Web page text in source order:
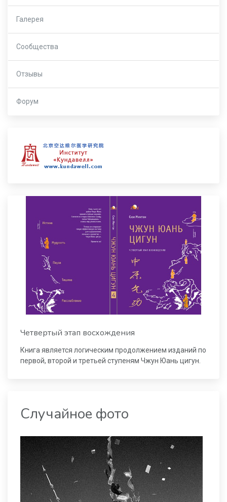
Галерея
Сообщества
Отзывы
Форум
Четвертый этап восхождения
Книга является логическим продолжением изданий по
первой, второй и третьей ступеням Чжун Юань цигун.
Случайное фото